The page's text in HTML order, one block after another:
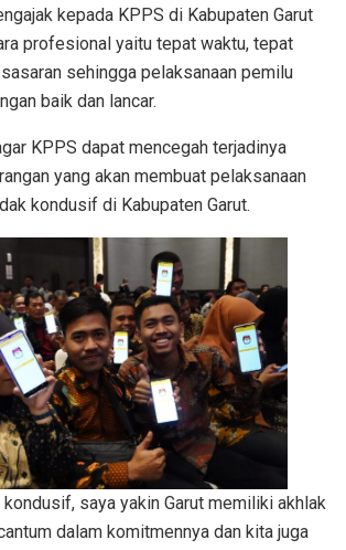
kepada KPPS di Kabupaten Garut
profesional yaitu tepat waktu, tepat
sehingga pelaksanaan pemilu
baik dan lancar.
KPPS dapat mencegah terjadinya
yang akan membuat pelaksanaan
kondusif di Kabupaten Garut.
kondusif, saya yakin Garut memiliki akhlak
dalam komitmennya dan kita juga